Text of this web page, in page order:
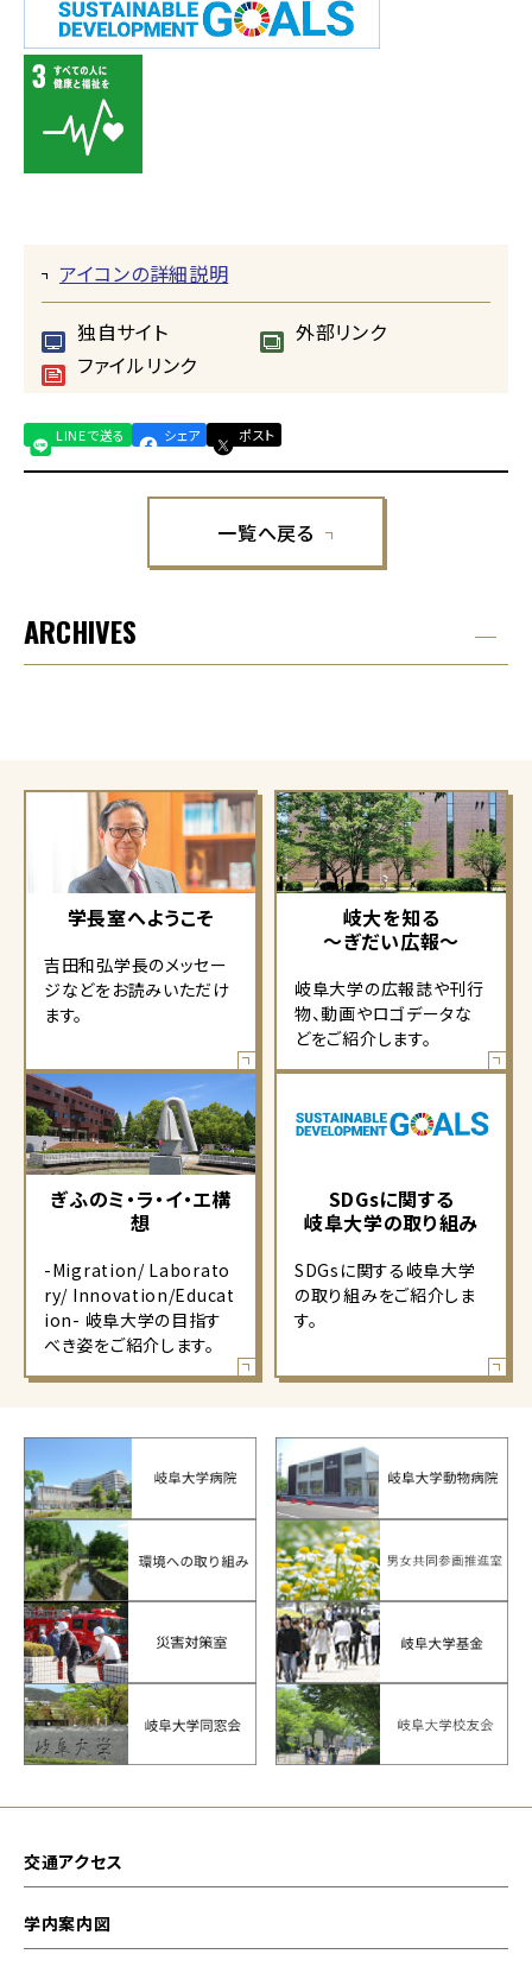
アイコンの詳細説明
独自サイト
外部リンク
ファイルリンク
LINEで送る シェア ポスト
一覧へ戻る
ARCHIVES
学長室へようこそ
吉田和弘学長のメッセー
ジなどをお読みいただけ
ます。
岐大を知る
～ぎだい広報～
岐阜大学の広報誌や刊行
物、動画やロゴデータな
どをご紹介します。
ぎふのミ・ラ・イ・エ構
想
-Migration/ Laborato
ry/ Innovation/Educat
ion- 岐阜大学の目指す
べき姿をご紹介します。
SDGsに関する
岐阜大学の取り組み
SDGsに関する岐阜大学
の取り組みをご紹介しま
す。
交通アクセス
学内案内図